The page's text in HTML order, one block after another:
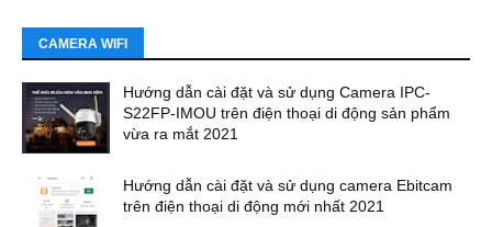
CAMERA WIFI
Hướng dẫn cài đặt và sử dụng Camera IPC-
S22FP-IMOU trên điện thoại di động sản phẩm
vừa ra mắt 2021
Hướng dẫn cài đặt và sử dụng camera Ebitcam
trên điện thoại di động mới nhất 2021